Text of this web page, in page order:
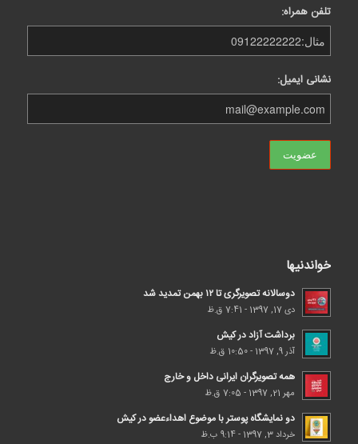
تلفن همراه:
نشانی ایمیل:
خواندنیها
دوسالانه تصویرگری تا ۱۲ بهمن تمدید شد
دی 17, 1397 - 7:41 ق.ظ
برداشت آزاد در کیش
آذر 9, 1397 - 10:50 ق.ظ
همه تصویرگران ایرانی داخل و خارج
مهر 21, 1397 - 7:05 ق.ظ
دو نمایشگاه پوستر با موضوع اهداء‌عضو در کیش
خرداد 3, 1397 - 9:14 ب.ظ